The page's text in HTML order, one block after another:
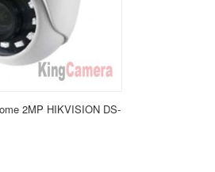
2MP HIKVISION DS-